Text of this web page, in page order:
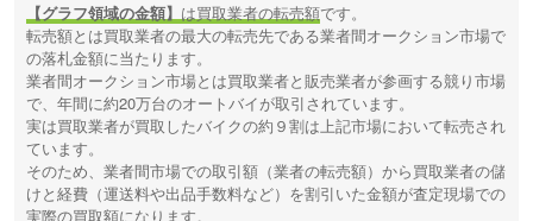
【グラフ領域の金額】 は買取業者の転売額です。
転売額とは買取業者の最大の転売先である業者間オークション市場で
の落札金額に当たります。
業者間オークション市場とは買取業者と販売業者が参画する競り市場
で、年間に約20万台のオートバイが取引されています。
実は買取業者が買取したバイクの約９割は上記市場において転売され
ています。
そのため、業者間市場での取引額（業者の転売額）から買取業者の儲
けと経費（運送料や出品手数料など）を割引いた金額が査定現場での
実際の買取額になります。